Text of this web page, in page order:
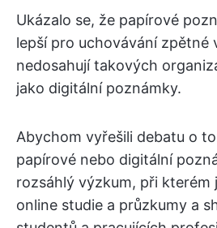
Ukázalo se, že papírové
lepší pro uchovávání zpětné
nedosahují takových
jako digitální poznámky.
Abychom vyřešili debatu o
papírové nebo digitální
rozsáhlý výzkum, při kterém
online studie a průzkumy a